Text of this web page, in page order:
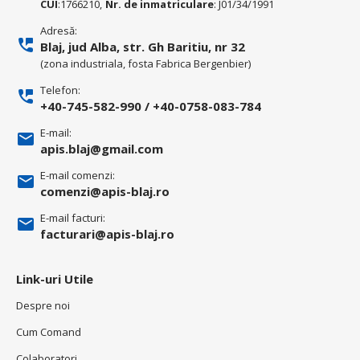
CUI:1766210, Nr. de inmatriculare: J01/34/1991
Adresă:
Blaj, jud Alba, str. Gh Baritiu, nr 32
(zona industriala, fosta Fabrica Bergenbier)
Telefon:
+40-745-582-990 / +40-0758-083-784
E-mail:
apis.blaj@gmail.com
E-mail comenzi:
comenzi@apis-blaj.ro
E-mail facturi:
facturari@apis-blaj.ro
Link-uri Utile
Despre noi
Cum Comand